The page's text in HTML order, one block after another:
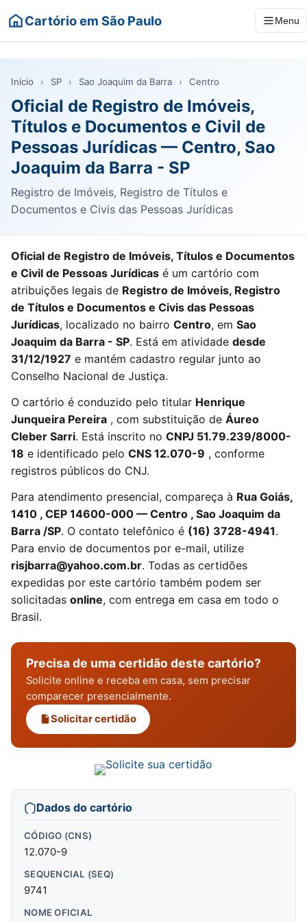
Cartório em São Paulo Menu
Início › SP › Sao Joaquim da Barra › Centro
Oficial de Registro de Imóveis,
Títulos e Documentos e Civil de
Pessoas Jurídicas — Centro, Sao
Joaquim da Barra - SP
Registro de Imóveis, Registro de Títulos e
Documentos e Civis das Pessoas Jurídicas
Oficial de Registro de Imóveis, Títulos e Documentos
e Civil de Pessoas Jurídicas é um cartório com
atribuições legais de Registro de Imóveis, Registro
de Títulos e Documentos e Civis das Pessoas
Jurídicas, localizado no bairro Centro, em Sao
Joaquim da Barra - SP. Está em atividade desde
31/12/1927 e mantém cadastro regular junto ao
Conselho Nacional de Justiça.
O cartório é conduzido pelo titular Henrique
Junqueira Pereira , com substituição de Áureo
Cleber Sarri. Está inscrito no CNPJ 51.79.239/8000-
18 e identificado pelo CNS 12.070-9 , conforme
registros públicos do CNJ.
Para atendimento presencial, compareça à Rua Goiás,
1410 , CEP 14600-000 — Centro , Sao Joaquim da
Barra /SP. O contato telefônico é (16) 3728-4941.
Para envio de documentos por e-mail, utilize
risjbarra@yahoo.com.br. Todas as certidões
expedidas por este cartório também podem ser
solicitadas online, com entrega em casa em todo o
Brasil.
Precisa de uma certidão deste cartório?
Solicite online e receba em casa, sem precisar
comparecer presencialmente.
Solicitar certidão
Dados do cartório
CÓDIGO (CNS)
12.070-9
SEQUENCIAL (SEQ)
9741
NOME OFICIAL